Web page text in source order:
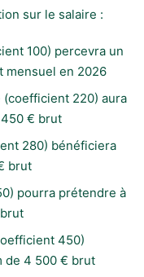
sur le salaire :
100) percevra un
mensuel en 2026
(coefficient 220) aura
€ brut
280) bénéficiera
brut
pourra prétendre à
450)
de 4 500 € brut